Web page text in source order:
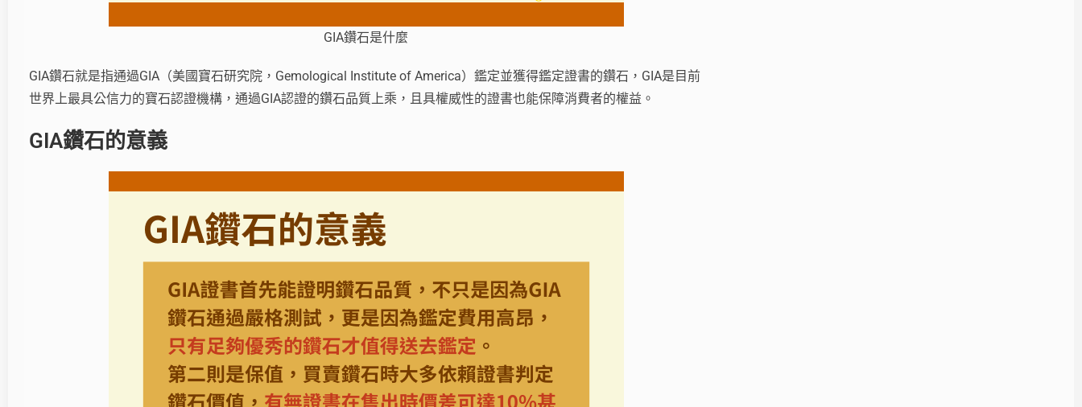
GIA鑽石是什麼
GIA鑽石就是指通過GIA（美國寶石研究院，Gemological Institute of America）鑑定並獲得鑑定證書的鑽石，GIA是目前
世界上最具公信力的寶石認證機構，通過GIA認證的鑽石品質上乘，且具權威性的證書也能保障消費者的權益。
GIA鑽石的意義